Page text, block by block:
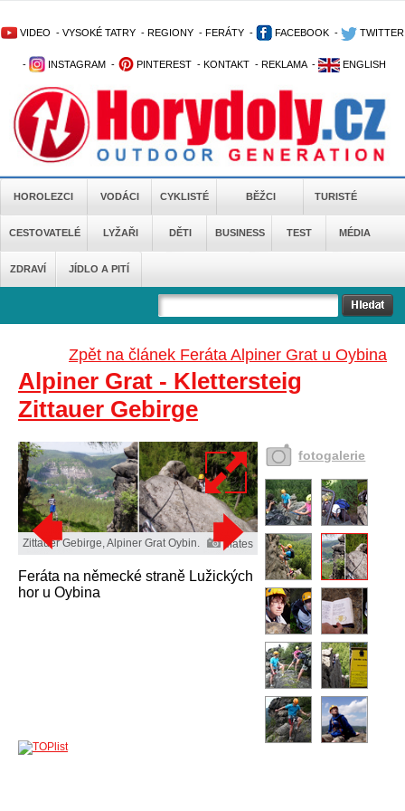
VIDEO - VYSOKÉ TATRY - REGIONY - FERÁTY - FACEBOOK - TWITTER
- INSTAGRAM - PINTEREST - KONTAKT - REKLAMA - ENGLISH
HOROLEZCI VODÁCI CYKLISTÉ BĚŽCI TURISTÉ
CESTOVATELÉ LYŽAŘI DĚTI BUSINESS TEST MÉDIA
ZDRAVÍ JÍDLO A PITÍ
Zpět na článek Feráta Alpiner Grat u Oybina
Alpiner Grat - Klettersteig
Zittauer Gebirge
Zittauer Gebirge, Alpiner Grat Oybin. Mates
Feráta na německé straně Lužických
hor u Oybina
fotogalerie